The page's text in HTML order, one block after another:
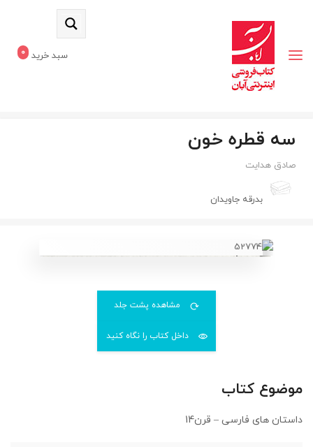
سبد خرید 0
سه قطره خون
صادق هدایت
بدرقه جاویدان
مشاهده پشت جلد
داخل کتاب را نگاه کنید
موضوع کتاب
داستان های فارسی – قرن14